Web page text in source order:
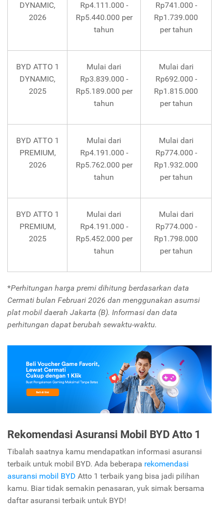
DYNAMIC,
2026
Rp4.111.000 -
Rp5.440.000 per
tahun
Rp741.000 -
Rp1.739.000
per tahun
BYD ATTO 1
DYNAMIC,
2025
Mulai dari
Rp3.839.000 -
Rp5.189.000 per
tahun
Mulai dari
Rp692.000 -
Rp1.815.000
per tahun
BYD ATTO 1
PREMIUM,
2026
Mulai dari
Rp4.191.000 -
Rp5.762.000 per
tahun
Mulai dari
Rp774.000 -
Rp1.932.000
per tahun
BYD ATTO 1
PREMIUM,
2025
Mulai dari
Rp4.191.000 -
Rp5.452.000 per
tahun
Mulai dari
Rp774.000 -
Rp1.798.000
per tahun
*Perhitungan harga premi dihitung berdasarkan data
Cermati bulan Februari 2026 dan menggunakan asumsi
plat mobil daerah Jakarta (B). Informasi dan data
perhitungan dapat berubah sewaktu-waktu.
Rekomendasi Asuransi Mobil BYD Atto 1
Tibalah saatnya kamu mendapatkan informasi asuransi
terbaik untuk mobil BYD. Ada beberapa rekomendasi
asuransi mobil BYD Atto 1 terbaik yang bisa jadi pilihan
kamu. Biar tidak semakin penasaran, yuk simak bersama
daftar asuransi terbaik untuk BYD!